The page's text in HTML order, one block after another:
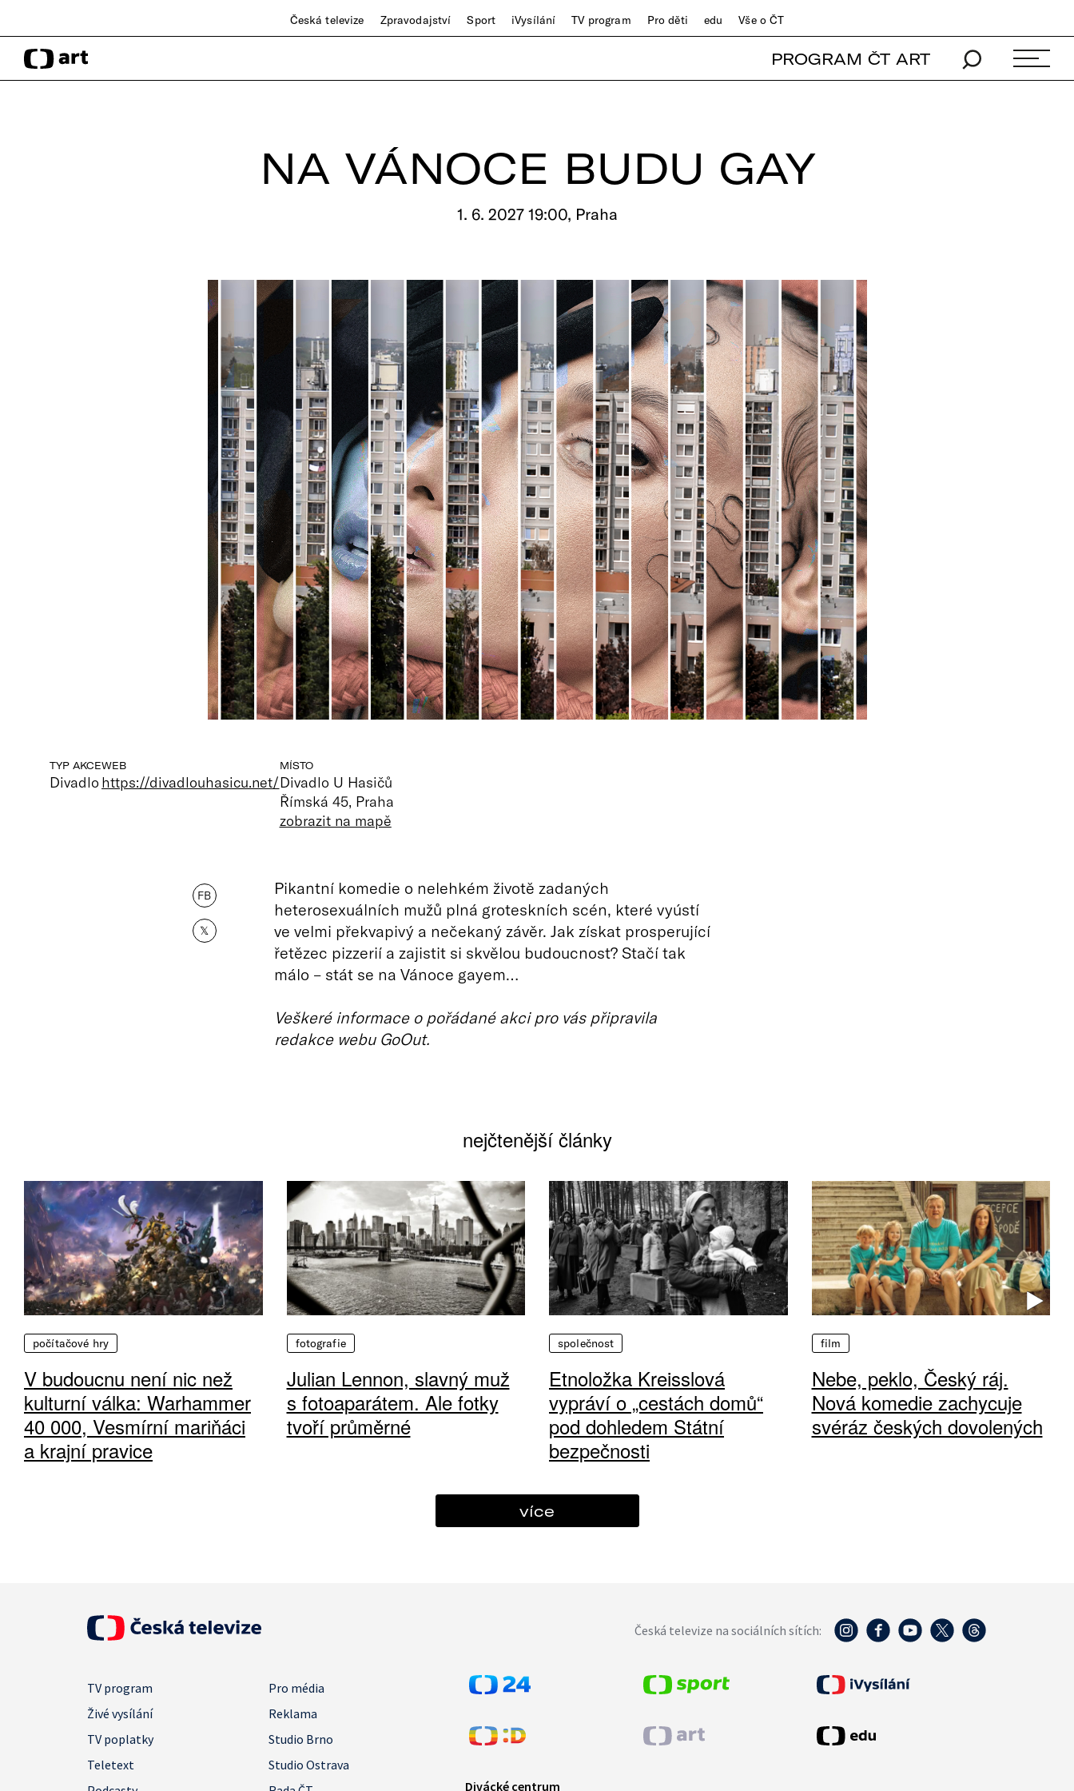
Česká televize Zpravodajství Sport iVysílání TV program Pro děti edu Vše o ČT
PROGRAM ČT ART
NA VÁNOCE BUDU GAY
1. 6. 2027 19:00, Praha
TYP AKCE
Divadlo
WEB
https://divadlouhasicu.net/
MÍSTO
Divadlo U Hasičů
Římská 45, Praha
zobrazit na mapě
FB
𝕏
Pikantní komedie o nelehkém životě zadaných
heterosexuálních mužů plná groteskních scén, které vyústí
ve velmi překvapivý a nečekaný závěr. Jak získat prosperující
řetězec pizzerií a zajistit si skvělou budoucnost? Stačí tak
málo – stát se na Vánoce gayem…
Veškeré informace o pořádané akci pro vás připravila
redakce webu GoOut.
nejčtenější články
počítačové hry
V budoucnu není nic než
kulturní válka: Warhammer
40 000, Vesmírní mariňáci
a krajní pravice
fotografie
Julian Lennon, slavný muž
s fotoaparátem. Ale fotky
tvoří průměrné
společnost
Etnoložka Kreisslová
vypráví o „cestách domů“
pod dohledem Státní
bezpečnosti
film
Nebe, peklo, Český ráj.
Nová komedie zachycuje
svéráz českých dovolených
více
Česká televize na sociálních sítích:
TV program
Pro média
Živé vysílání
Reklama
TV poplatky
Studio Brno
Teletext
Studio Ostrava